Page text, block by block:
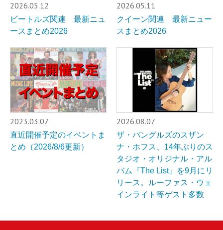
2026.05.12
ビートルズ関連 最新ニュ
ースまとめ2026
2026.05.11
クイーン関連 最新ニュー
スまとめ2026
2023.03.07
直近開催予定のイベントま
とめ（2026/8/6更新）
2026.08.07
ザ・バングルズのスザン
ナ・ホフス、14年ぶりのス
タジオ・オリジナル・アル
バム『The List』を9月にリ
リース。ルーファス・ウェ
インライト等ゲスト多数